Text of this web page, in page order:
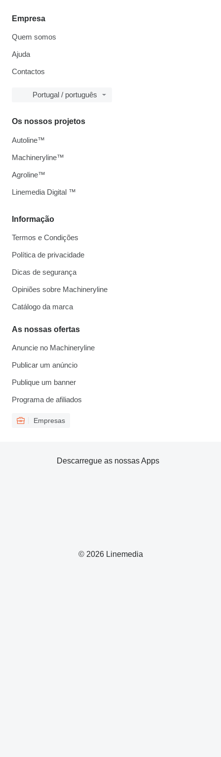
Empresa
Quem somos
Ajuda
Contactos
Portugal / português
Informação
Termos e Condições
Política de privacidade
Dicas de segurança
Opiniões sobre Machineryline
Catálogo da marca
As nossas ofertas
Anuncie no Machineryline
Publicar um anúncio
Publique um banner
Programa de afiliados
Empresas
Os nossos projetos
Autoline™
Machineryline™
Agroline™
Linemedia Digital ™
© 2026 Linemedia
Descarregue as nossas Apps